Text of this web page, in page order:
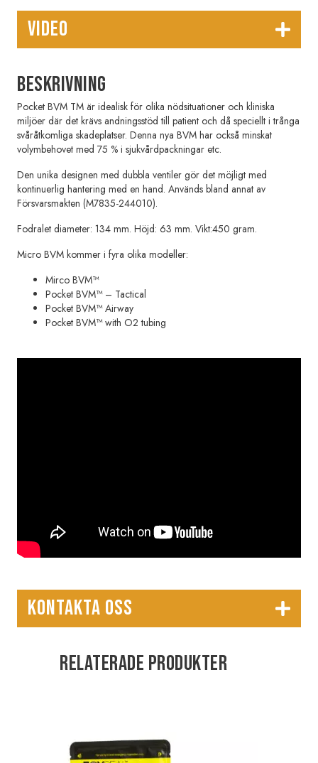
VIDEO
Beskrivning
Pocket BVM TM är idealisk för olika nödsituationer och kliniska
miljöer där det krävs andningsstöd till patient och då speciellt i trånga
svåråtkomliga skadeplatser. Denna nya BVM har också minskat
volymbehovet med 75 % i sjukvårdpackningar etc.
Den unika designen med dubbla ventiler gör det möjligt med
kontinuerlig hantering med en hand. Används bland annat av
Försvarsmakten (M7835-244010).
Fodralet diameter: 134 mm. Höjd: 63 mm. Vikt:450 gram.
Micro BVM kommer i fyra olika modeller:
Mirco BVM™
Pocket BVM™ – Tactical
Pocket BVM™ Airway
Pocket BVM™ with O2 tubing
KONTAKTA OSS
Relaterade produkter